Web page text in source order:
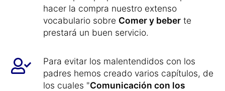
hacer la compra nuestro extenso
vocabulario sobre Comer y beber te
prestará un buen servicio.
Para evitar los malentendidos con los
padres hemos creado varios capítulos, de
los cuales "Comunicación con los